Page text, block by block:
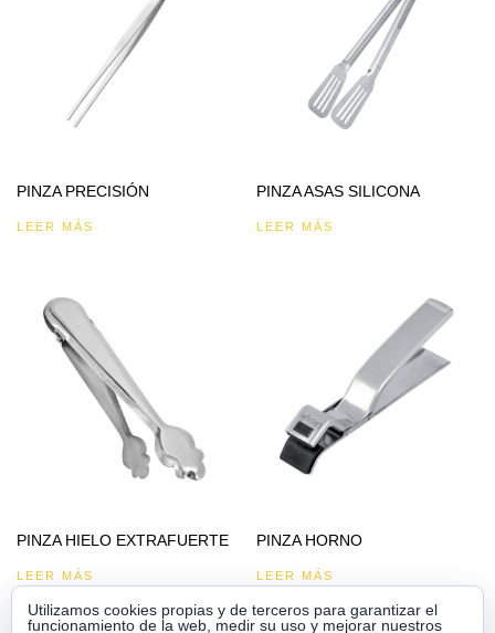
PINZA PRECISIÓN
LEER MÁS
PINZA ASAS SILICONA
LEER MÁS
PINZA HIELO EXTRAFUERTE
LEER MÁS
PINZA HORNO
LEER MÁS
Utilizamos cookies propias y de terceros para garantizar el
funcionamiento de la web, medir su uso y mejorar nuestros